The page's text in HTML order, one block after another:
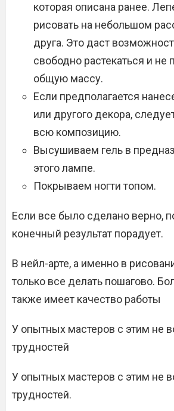
которая описана ранее.
рисовать на небольшом
друга. Это даст
свободно растекаться и не
общую массу.
Если предполагается
или другого декора,
всю композицию.
Высушиваем гель в
этого лампе.
Покрываем ногти топом.
Если все было сделано верно,
конечный результат порадует.
В нейл-арте, а именно в
только все делать пошагово.
также имеет качество работы
У опытных мастеров с этим не
трудностей
У опытных мастеров с этим не
трудностей.